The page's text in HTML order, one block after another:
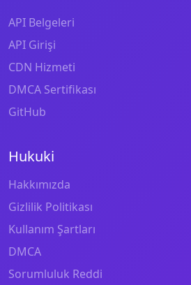
API Belgeleri
API Girişi
CDN Hizmeti
DMCA Sertifikası
GitHub
Hukuki
Hakkımızda
Gizlilik Politikası
Kullanım Şartları
DMCA
Sorumluluk Reddi